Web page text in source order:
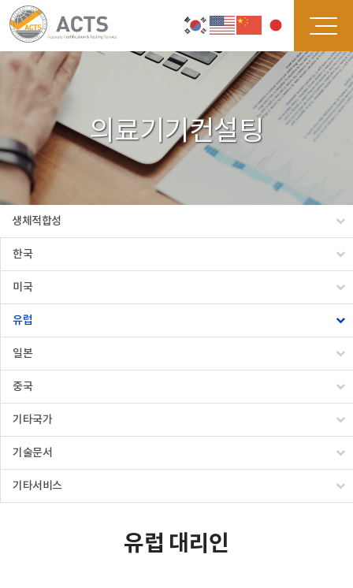
의료기기컨설팅
생체적합성
한국
미국
유럽
일본
중국
기타국가
기술문서
기타서비스
유럽 대리인